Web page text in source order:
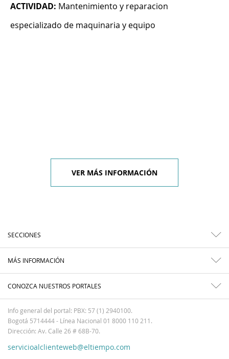
ACTIVIDAD: Mantenimiento y reparacion
especializado de maquinaria y equipo
VER MÁS INFORMACIÓN
SECCIONES
MÁS INFORMACIÓN
CONOZCA NUESTROS PORTALES
Info general del portal: PBX: 57 (1) 2940100.
Bogotá 5714444 - Línea Nacional 01 8000 110 211.
Dirección: Av. Calle 26 # 68B-70.
servicioalclienteweb@eltiempo.com